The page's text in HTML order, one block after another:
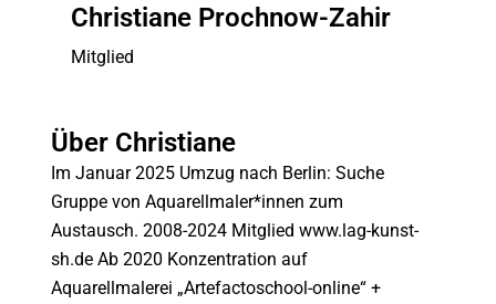
Christiane Prochnow-Zahir
Mitglied
Über Christiane
Im Januar 2025 Umzug nach Berlin: Suche
Gruppe von Aquarellmaler*innen zum
Austausch. 2008-2024 Mitglied www.lag-kunst-
sh.de Ab 2020 Konzentration auf
Aquarellmalerei „Artefactoschool-online“ +